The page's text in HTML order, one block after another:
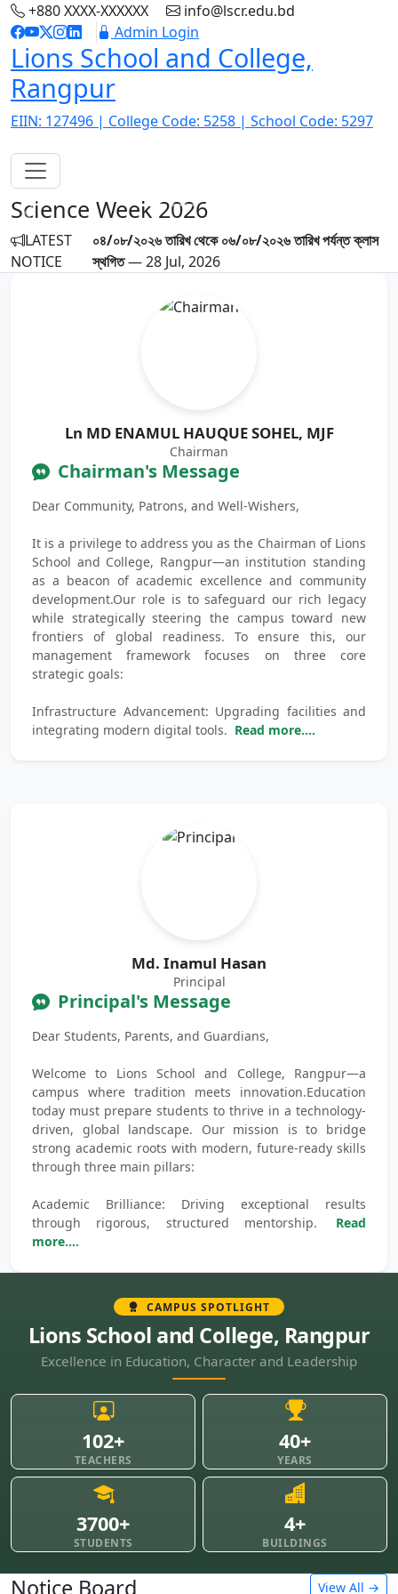
+880 XXXX-XXXXXX
info@lscr.edu.bd
Admin Login
Lions School and College,
Rangpur
EIIN: 127496 | College Code: 5258 | School Code: 5297
Science Week 2026
Previous
LATEST
NOTICE
০৪/০৮/২০২৬ তারিখ থেকে ০৬/০৮/২০২৬ তারিখ পর্যন্ত ক্লাস
স্থগিত— 28 Jul, 2026
Ln MD ENAMUL HAUQUE SOHEL, MJF
Chairman
Chairman's Message
Dear Community, Patrons, and Well-Wishers,
It is a privilege to address you as the Chairman of Lions
School and College, Rangpur—an institution standing
as a beacon of academic excellence and community
development.Our role is to safeguard our rich legacy
while strategically steering the campus toward new
frontiers of global readiness. To ensure this, our
management framework focuses on three core
strategic goals:
Infrastructure Advancement: Upgrading facilities and
integrating modern digital tools. Read more....
Md. Inamul Hasan
Principal
Principal's Message
Dear Students, Parents, and Guardians,
Welcome to Lions School and College, Rangpur—a
campus where tradition meets innovation.Education
today must prepare students to thrive in a technology-
driven, global landscape. Our mission is to bridge
strong academic roots with modern, future-ready skills
through three main pillars:
Academic Brilliance: Driving exceptional results
through rigorous, structured mentorship.
Read
more....
CAMPUS SPOTLIGHT
Lions School and College, Rangpur
Excellence in Education, Character and Leadership
102+
TEACHERS
40+
YEARS
3700+
STUDENTS
4+
BUILDINGS
Notice Board View All →